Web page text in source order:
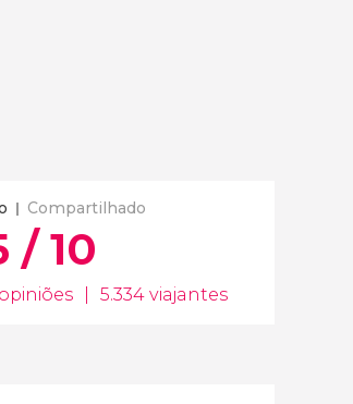
Compartilhado
/ 10
5.334 viajantes